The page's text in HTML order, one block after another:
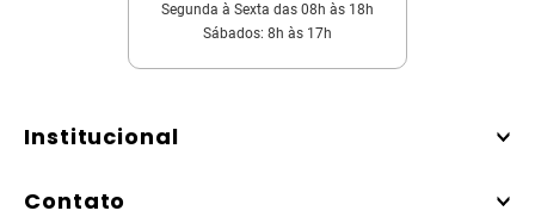
Segunda à Sexta das 08h às 18h
Sábados: 8h às 17h
Institucional
Contato